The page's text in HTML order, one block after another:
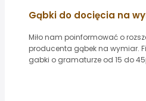
Gąbki do docięcia na
Miło nam poinformować o
producenta gąbek na wymiar.
gabki o gramaturze od 15 do